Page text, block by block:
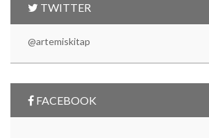
TWITTER
@artemiskitap
FACEBOOK